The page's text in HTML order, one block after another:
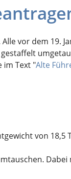
vor dem 19.
im Text "Alte
von 18,5
Dabei